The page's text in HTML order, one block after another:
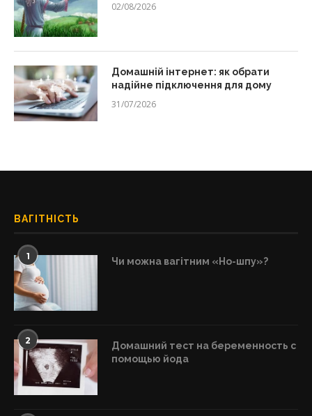
02/08/2026
Домашній інтернет: як обрати
надійне підключення для дому
31/07/2026
ВАГІТНІСТЬ
1 Чи можна вагітним «Но-шпу»?
2
Домашний тест на беременность с
помощью йода